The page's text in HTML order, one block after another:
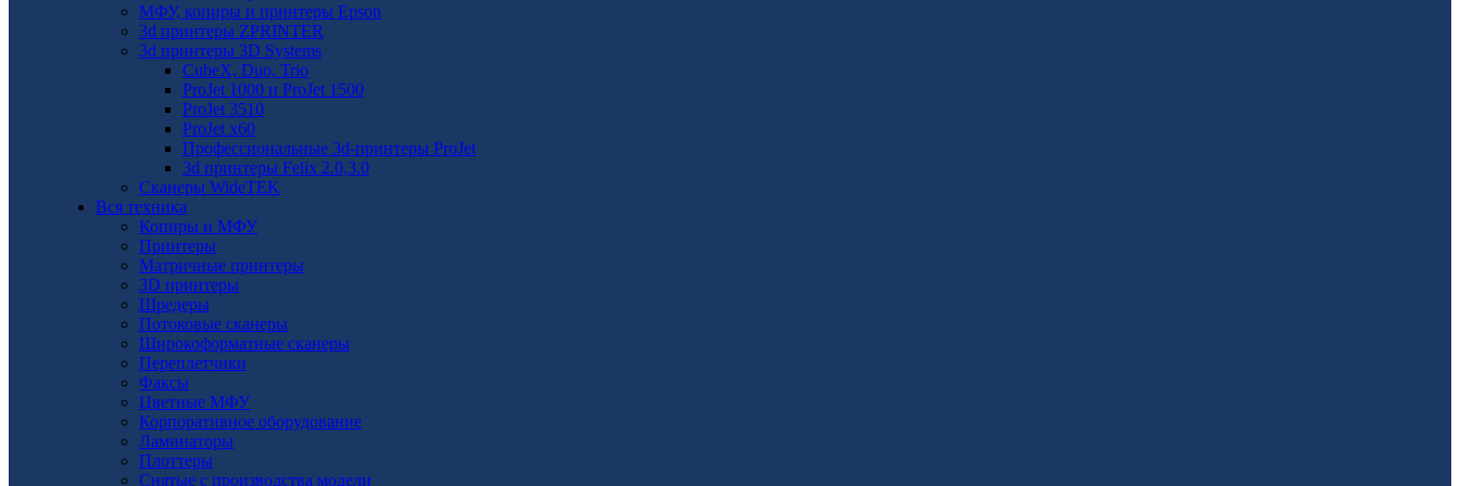
МФУ, копиры и принтеры Epson
3d принтеры ZPRINTER
3d принтеры 3D Systems
CubeX, Duo, Trio
ProJet 1000 и ProJet 1500
ProJet 3510
ProJet x60
Профессиональные 3d-принтеры ProJet
3d принтеры Felix 2.0,3.0
Сканеры WideTEK
Вся техника
Копиры и МФУ
Принтеры
Матричные принтеры
3D принтеры
Шредеры
Потоковые сканеры
Широкоформатные сканеры
Переплетчики
Факсы
Цветные МФУ
Корпоративное оборудование
Ламинаторы
Плоттеры
Снятые с производства модели